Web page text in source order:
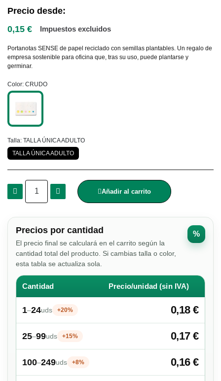
Precio desde:
0,15 €
Impuestos excluidos
Portanotas SENSE de papel reciclado con semillas plantables. Un regalo de
empresa sostenible para oficina que, tras su uso, puede plantarse y
germinar.
Color CRUDO
Talla TALLA ÚNICA ADULTO
TALLA ÚNICA ADULTO
Añadir al carrito
Precios por cantidad
El precio final se calculará en el carrito según la
cantidad total del producto. Si cambias talla o color,
esta tabla se actualiza sola.
%
Cantidad Precio/unidad (sin IVA)
1–24uds +20% 0,18 €
25–99uds +15% 0,17 €
100–249uds +8% 0,16 €